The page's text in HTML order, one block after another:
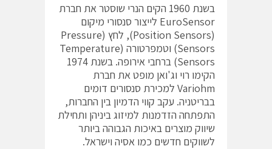
בשנת 1960 הקים הנרי שוסטר את חברת
EuroSensor לייצור סנסורי מיקום
(Position Sensors), לחץ (Pressure
Sensors) וטמפרטורה (Temperature
Sensors) ברחבי אירופה. בשנת 1974
הקימו רוי וג'ואן מופט את חברת
Variohm למכירת סנסורים דומים
בבריטניה. עקב קווי הדמיון בין החברות,
התפתחה הזדמנות למיזוג ביניהן ותחילת
שיווק מוצרים באיכות הגבוהה ביותר
לשווקים חדשים כמו אסיה וישראל.